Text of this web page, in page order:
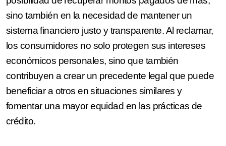
sino también en la necesidad de mantener un
sistema financiero justo y transparente. Al reclamar,
los consumidores no solo protegen sus intereses
económicos personales, sino que también
contribuyen a crear un precedente legal que puede
beneficiar a otros en situaciones similares y
fomentar una mayor equidad en las prácticas de
crédito.